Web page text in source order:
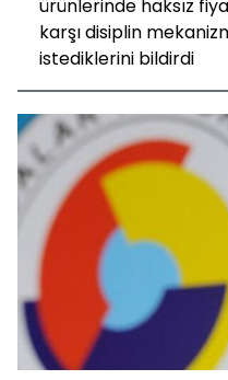
ürünlerinde haksız
karşı disiplin
istediklerini bildirdi